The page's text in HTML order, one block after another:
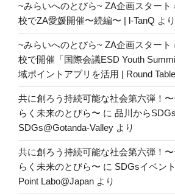
~みらいへのとびら~ ZA企画スタート
校でZA愛媛開催〜続編〜 | l-TanQ より
~みらいへのとびら~ ZA企画スタート
校で開催「国際会議ESD Youth
域ポイントアプリを活用 | Round
共に創ろう持続可能な社会第六弾！
らく未来のとびら〜 に 品川から
SDGs@Gotanda-Valley より
共に創ろう持続可能な社会第六弾！
らく未来のとびら〜 に SDGsイベン
Point Labo@Japan より